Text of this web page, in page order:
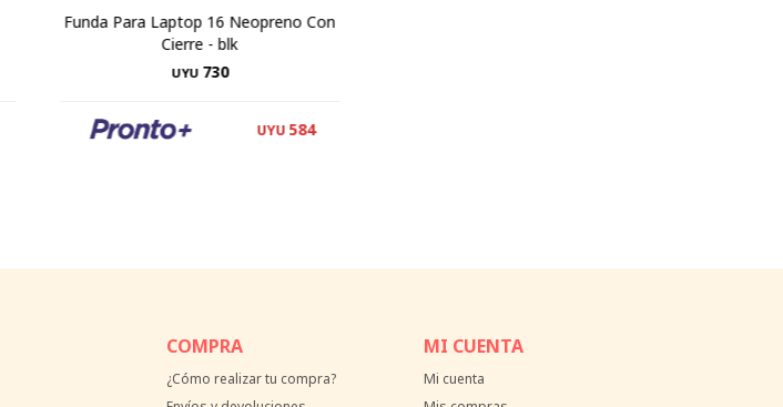
Funda Para Laptop 16 Neopreno Con
Cierre - blk
UYU 730
UYU 584
COMPRA
¿Cómo realizar tu compra?
MI CUENTA
Mi cuenta